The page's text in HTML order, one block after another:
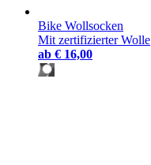
Bike Wollsocken
Mit zertifizierter Wolle
ab € 16,00